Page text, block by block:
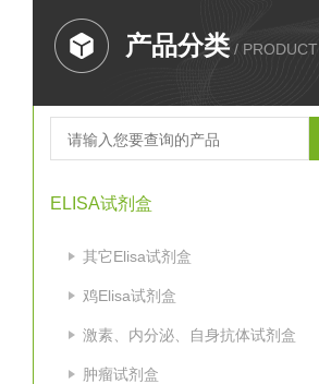
产品分类 / PRODUCT
ELISA试剂盒
其它Elisa试剂盒
鸡Elisa试剂盒
激素、内分泌、自身抗体试剂盒
肿瘤试剂盒